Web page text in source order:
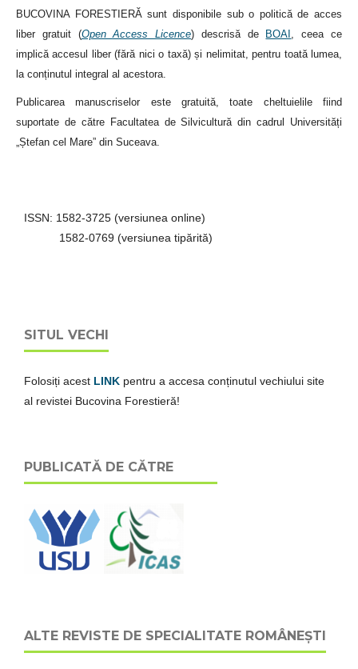
BUCOVINA FORESTIERĂ sunt disponibile sub o politică de acces
liber gratuit (Open Access Licence) descrisă de BOAI , ceea ce
implică accesul liber (fără nici o taxă) și nelimitat, pentru toată lumea,
la conținutul integral al acestora.
Publicarea manuscriselor este gratuită, toate cheltuielile fiind
suportate de către Facultatea de Silvicultură din cadrul Universități
„Ștefan cel Mare” din Suceava.
ISSN: 1582-3725 (versiunea online)
1582-0769 (versiunea tipărită)
SITUL VECHI
Folosiți acest LINK pentru a accesa conținutul vechiului site
al revistei Bucovina Forestieră!
PUBLICATĂ DE CĂTRE
ALTE REVISTE DE SPECIALITATE ROMÂNEȘTI